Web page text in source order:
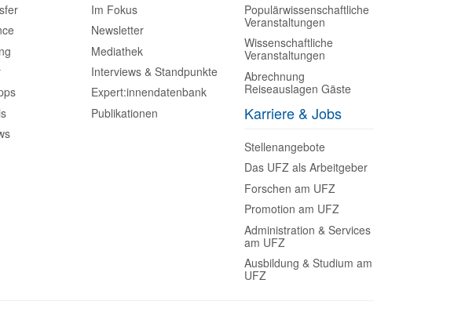
Im Fokus
Newsletter
Mediathek
Interviews & Standpunkte
Expert:innendatenbank
Publikationen
Populärwissenschaftliche
Veranstaltungen
Wissenschaftliche
Veranstaltungen
Abrechnung
Reiseauslagen Gäste
Karriere & Jobs
Stellenangebote
Das UFZ als Arbeitgeber
Forschen am UFZ
Promotion am UFZ
Administration & Services
am UFZ
Ausbildung & Studium am
UFZ